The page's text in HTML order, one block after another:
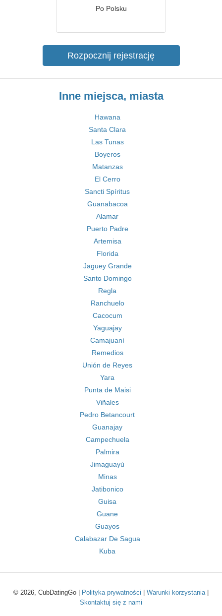
Po Polsku
Rozpocznij rejestrację
Inne miejsca, miasta
Hawana
Santa Clara
Las Tunas
Boyeros
Matanzas
El Cerro
Sancti Spíritus
Guanabacoa
Alamar
Puerto Padre
Artemisa
Florida
Jaguey Grande
Santo Domingo
Regla
Ranchuelo
Cacocum
Yaguajay
Camajuaní
Remedios
Unión de Reyes
Yara
Punta de Maisi
Viñales
Pedro Betancourt
Guanajay
Campechuela
Palmira
Jimaguayú
Minas
Jatibonico
Guisa
Guane
Guayos
Calabazar De Sagua
Kuba
© 2026, CubDatingGo | Polityka prywatności Warunki korzystania|
Skontaktuj się z nami